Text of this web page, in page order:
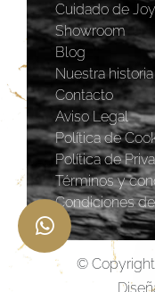
Cuidado de
Showroom
Blog
Nuestra historia
Contacto
Aviso Legal
Política de
Política de
Términos y
Condiciones
© Copyright